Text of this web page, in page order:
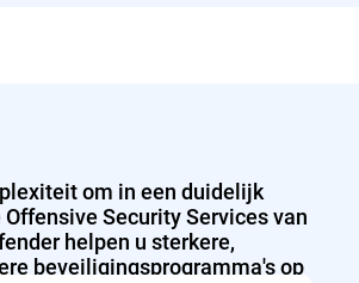
om in een duidelijk
Security Services van
helpen u sterkere,
beveiligingsprogramma's op